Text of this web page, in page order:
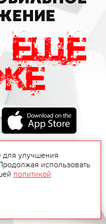
для улучшения
использовать
политикой